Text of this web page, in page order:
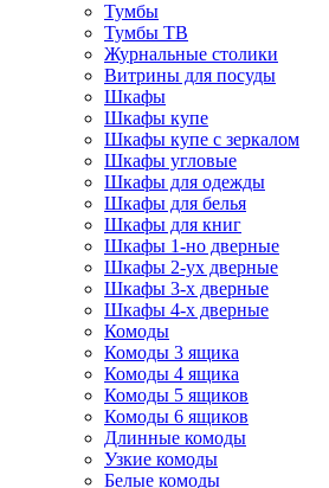
Тумбы
Тумбы ТВ
Журнальные столики
Витрины для посуды
Шкафы
Шкафы купе
Шкафы купе с зеркалом
Шкафы угловые
Шкафы для одежды
Шкафы для белья
Шкафы для книг
Шкафы 1-но дверные
Шкафы 2-ух дверные
Шкафы 3-х дверные
Шкафы 4-х дверные
Комоды
Комоды 3 ящика
Комоды 4 ящика
Комоды 5 ящиков
Комоды 6 ящиков
Длинные комоды
Узкие комоды
Белые комоды